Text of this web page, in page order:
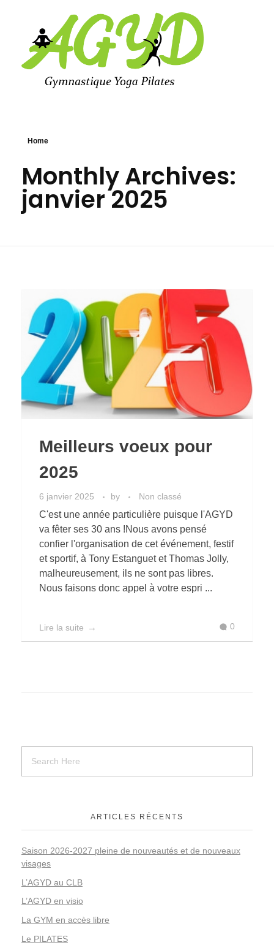
Home
Monthly Archives:
janvier 2025
Meilleurs voeux pour
2025
6 janvier 2025 by Non classé
C'est une année particulière puisque l'AGYD
va fêter ses 30 ans !Nous avons pensé
confier l'organisation de cet événement, festif
et sportif, à Tony Estanguet et Thomas Jolly,
malheureusement, ils ne sont pas libres.
Nous faisons donc appel à votre espri ...
Lire la suite 0
ARTICLES RÉCENTS
Saison 2026-2027 pleine de nouveautés et de nouveaux
visages
L’AGYD au CLB
L’AGYD en visio
La GYM en accès libre
Le PILATES